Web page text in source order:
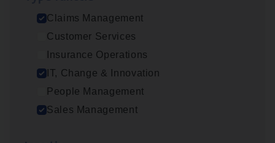
Claims Management
Customer Services
Insurance Operations
IT, Change & Innovation
People Management
Sales Management
Claims­hand­ler Fleet&
Claims Management
Antwerpen
Test Ana­lyst